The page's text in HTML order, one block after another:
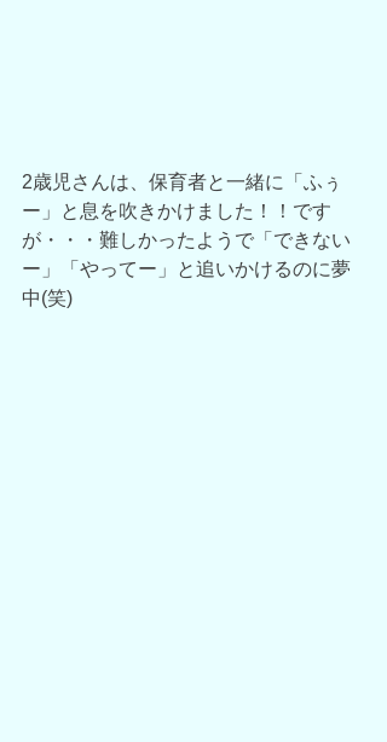
2歳児さんは、保育者と一緒に「ふぅ
ー」と息を吹きかけました！！です
が・・・難しかったようで「できない
ー」「やってー」と追いかけるのに夢
中(笑)